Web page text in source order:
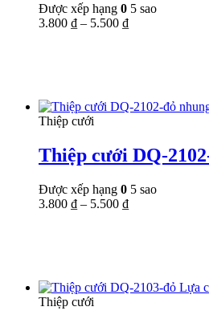
Được xếp hạng 0 5 sao
3.800 ₫ – 5.500 ₫
Thiệp cưới
Thiệp cưới DQ-
Được xếp hạng 0 5 sao
3.800 ₫ – 5.500 ₫
Lựa
Thiệp cưới